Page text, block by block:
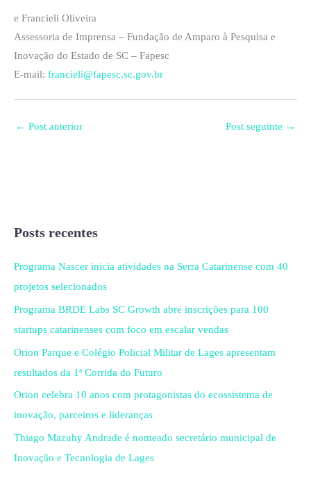
e Francieli Oliveira
Assessoria de Imprensa – Fundação de Amparo à Pesquisa e
Inovação do Estado de SC – Fapesc
E-mail: francieli@fapesc.sc.gov.br
← Post anterior Post seguinte →
Posts recentes
Programa Nascer inicia atividades na Serra Catarinense com 40
projetos selecionados
Programa BRDE Labs SC Growth abre inscrições para 100
startups catarinenses com foco em escalar vendas
Orion Parque e Colégio Policial Militar de Lages apresentam
resultados da 1ª Corrida do Futuro
Orion celebra 10 anos com protagonistas do ecossistema de
inovação, parceiros e lideranças
Thiago Mazuhy Andrade é nomeado secretário municipal de
Inovação e Tecnologia de Lages